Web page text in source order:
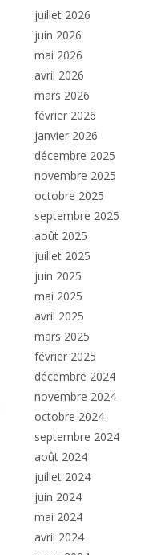
juillet 2026
juin 2026
mai 2026
avril 2026
mars 2026
février 2026
janvier 2026
décembre 2025
novembre 2025
octobre 2025
septembre 2025
août 2025
juillet 2025
juin 2025
mai 2025
avril 2025
mars 2025
février 2025
décembre 2024
novembre 2024
octobre 2024
septembre 2024
août 2024
juillet 2024
juin 2024
mai 2024
avril 2024